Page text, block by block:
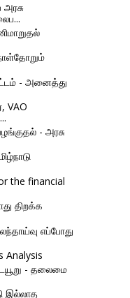
- அனைத்து
VAO
- அரசு
the financial
திறக்க
எப்போது
Analysis
- தலைமை
இல்லாத